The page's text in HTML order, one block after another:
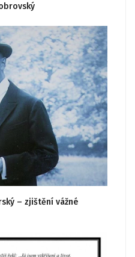
– zjištění vážné